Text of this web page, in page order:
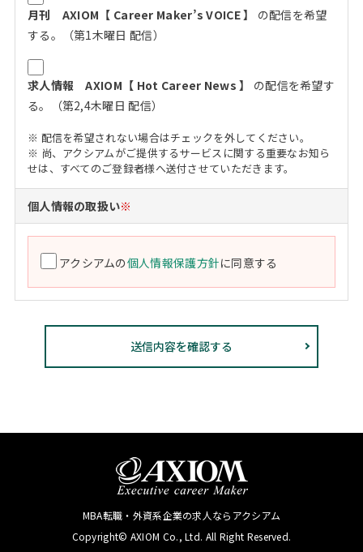
月刊 AXIOM【 Career Maker’s VOICE 】
の配信を希望
する。（第1木曜日 配信）
求人情報 AXIOM【 Hot Career News 】
の配信を希望す
る。（第2,4木曜日 配信）
※ 配信を希望されない場合はチェックを外してください。
※ 尚、アクシアムがご提供するサービスに関する重要なお知ら
せは、すべてのご登録者様へ送付させていただきます。
個人情報の取扱い※
アクシアムの個人情報保護方針に同意する
MBA転職・外資系企業の求人ならアクシアム
Copyright© AXIOM Co., Ltd. All Right Reserved.